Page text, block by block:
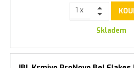
Skladem